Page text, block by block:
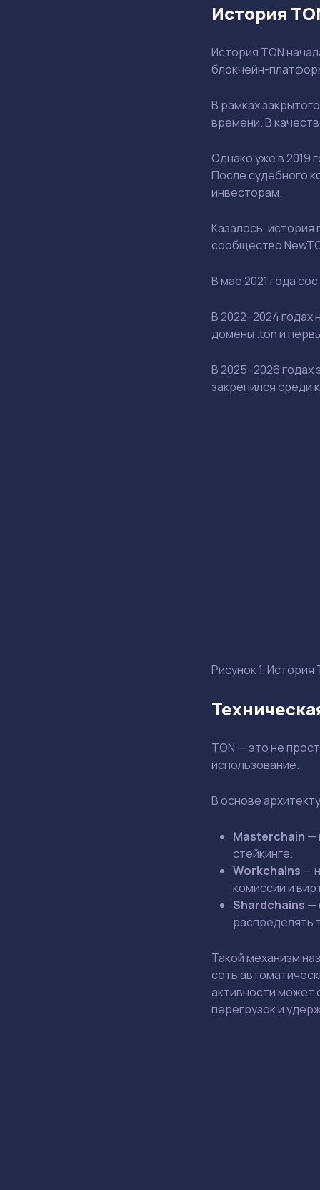
История
История TON
блокчейн-
В рамках
времени. В
Однако уже в 2019
После судебного
инвесторам.
Казалось,
сообщество
В мае 2021 года
В 2022–2024 годах
домены .tonи
В 2025–2026
закрепился среди
Рисунок 1. История
TON — это не
использование.
В основе
Masterchain —
стейкинге.
Workchains —
комиссии и
Shardchains —
распределять
Такой механизм
сеть
активности может
перегрузок и